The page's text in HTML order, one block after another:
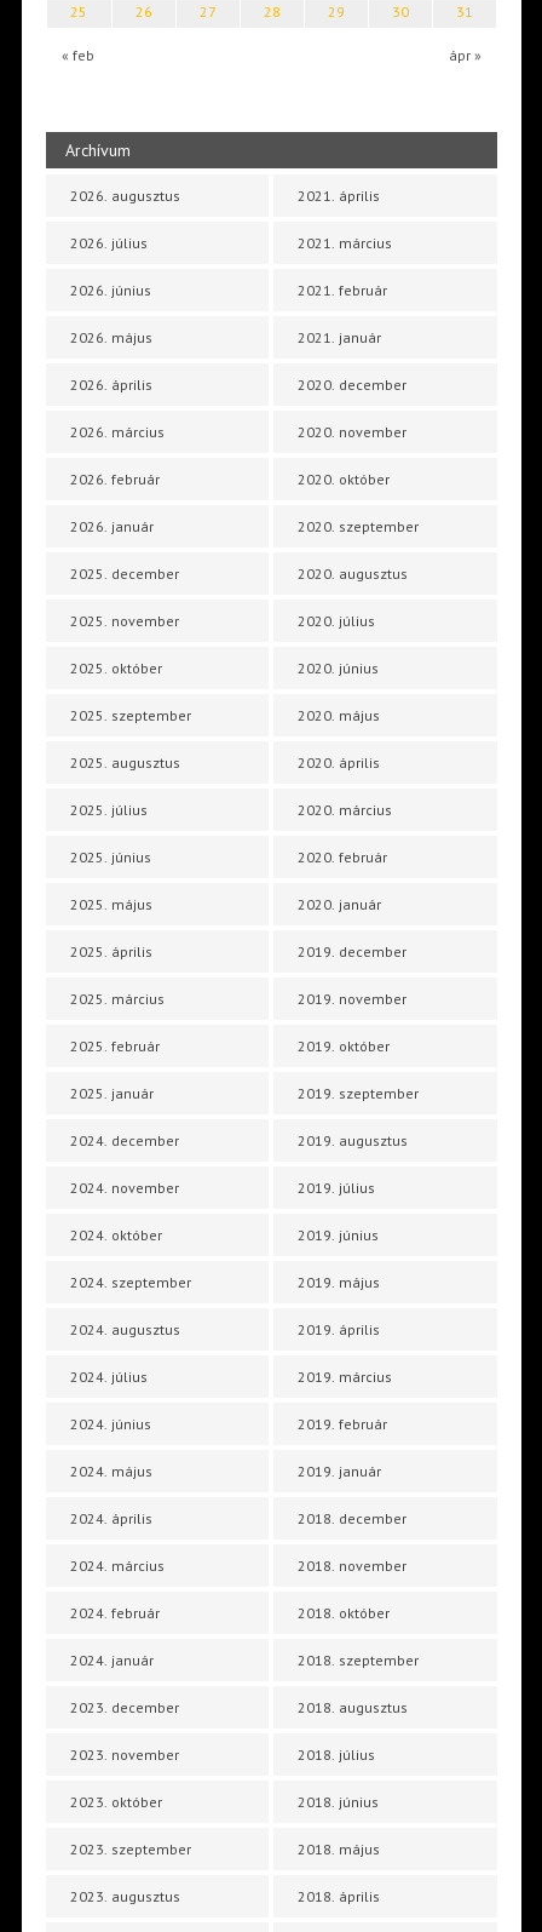
« feb ápr »
25
26 27 28 29 30 31
Archívum
2026. augusztus
2026. július
2026. június
2026. május
2026. április
2026. március
2026. február
2026. január
2025. december
2025. november
2025. október
2025. szeptember
2025. augusztus
2025. július
2025. június
2025. május
2025. április
2025. március
2025. február
2025. január
2024. december
2024. november
2024. október
2024. szeptember
2024. augusztus
2024. július
2024. június
2024. május
2024. április
2024. március
2024. február
2024. január
2023. december
2023. november
2023. október
2023. szeptember
2023. augusztus
2021. április
2021. március
2021. február
2021. január
2020. december
2020. november
2020. október
2020. szeptember
2020. augusztus
2020. július
2020. június
2020. május
2020. április
2020. március
2020. február
2020. január
2019. december
2019. november
2019. október
2019. szeptember
2019. augusztus
2019. július
2019. június
2019. május
2019. április
2019. március
2019. február
2019. január
2018. december
2018. november
2018. október
2018. szeptember
2018. augusztus
2018. július
2018. június
2018. május
2018. április